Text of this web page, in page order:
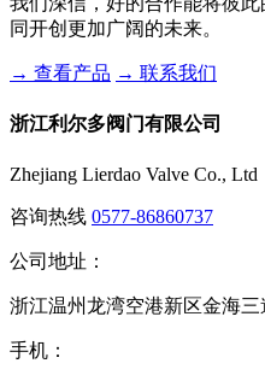
同开创更加广阔的未来。
→ 查看产品 → 联系我们
浙江利尔多阀门有限公司
Zhejiang Lierdao Valve Co., Ltd
咨询热线 0577-86860737
公司地址：
浙江温州龙湾空港新区金海三
手机：